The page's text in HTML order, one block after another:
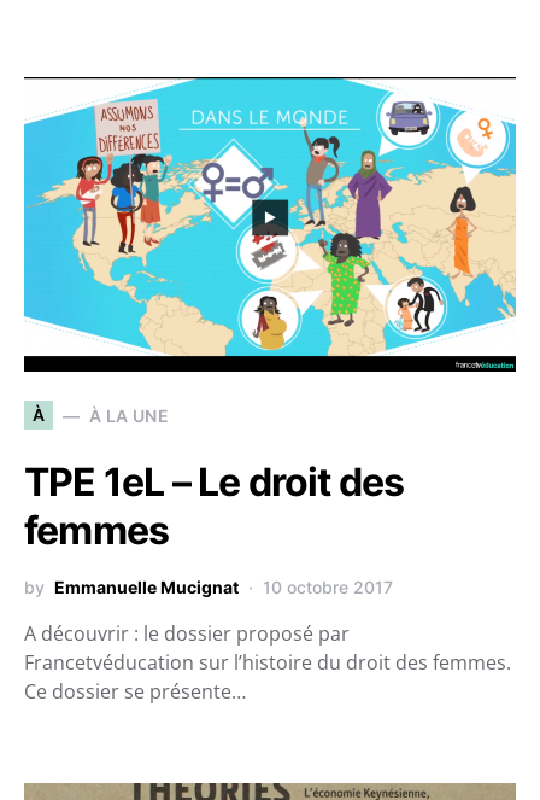
À À LA UNE
TPE 1eL – Le droit des
femmes
by Emmanuelle Mucignat 10 octobre 2017
A découvrir : le dossier proposé par
Francetvéducation sur l’histoire du droit des femmes.
Ce dossier se présente…